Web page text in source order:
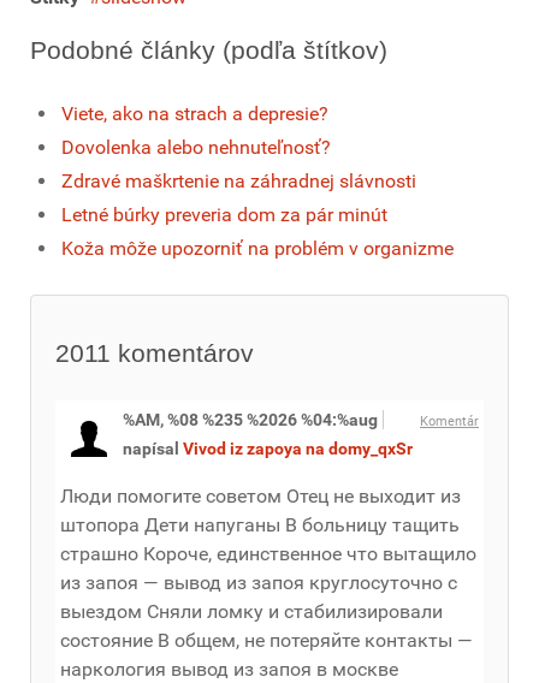
Podobné články (podľa štítkov)
Viete, ako na strach a depresie?
Dovolenka alebo nehnuteľnosť?
Zdravé maškrtenie na záhradnej slávnosti
Letné búrky preveria dom za pár minút
Koža môže upozorniť na problém v organizme
2011 komentárov
Komentár
%AM, %08 %235 %2026 %04:%aug
napísal Vivod iz zapoya na domy_qxSr
Люди помогите советом Отец не выходит из
штопора Дети напуганы В больницу тащить
страшно Короче, единственное что вытащило
из запоя — вывод из запоя круглосуточно с
выездом Сняли ломку и стабилизировали
состояние В общем, не потеряйте контакты —
наркология вывод из запоя в москве